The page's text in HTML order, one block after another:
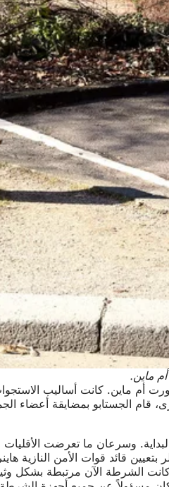
(الجستابو) في فرانكفورت أم
الجستابو بمضايقة أعضاء
وسرعان ما تعرضت
إلى معسكرات الاعتقال دون حكم قضائي أو إمكانية